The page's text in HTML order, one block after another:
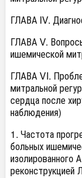
ГЛАВА IV.
ГЛАВА V.
ишемической
ГЛАВА VI.
митральной
сердца после
наблюдения)
1. Частота
больных
изолированного
реконструкцией